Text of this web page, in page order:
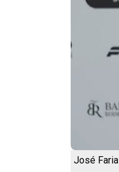
José Faria